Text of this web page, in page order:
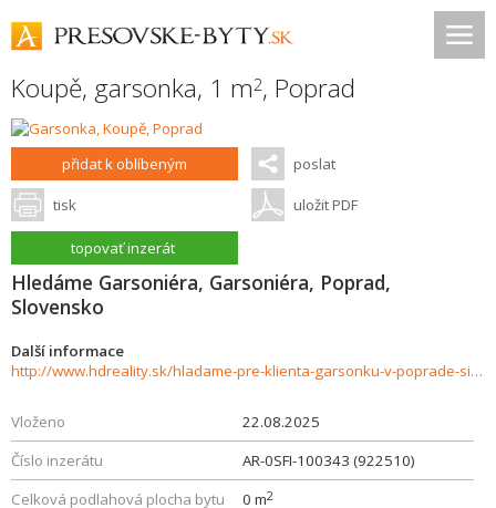
Koupě, garsonka, 1 m2, Poprad
přidat k oblíbeným poslat
tisk uložit PDF
topovať inzerát
Hledáme Garsoniéra, Garsoniéra, Poprad,
Slovensko
Další informace
http://www.hdreality.sk/hladame-pre-klienta-garsonku-v-poprade-sidlisko-zapad-926166
Vloženo
22.08.2025
Číslo inzerátu
AR-0SFI-100343 (922510)
Celková podlahová plocha bytu
0 m2